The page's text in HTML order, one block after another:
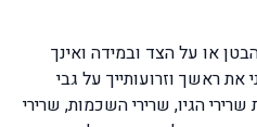
או על הצד ובמידה ואינך
ראשך וזרועותייך על גבי
הגיו, שרירי השכמות, שרירי